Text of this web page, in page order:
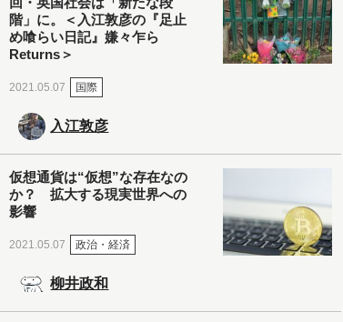
階」に。＜入江敦彦の『足止
め喰らい日記』嫌々乍ら
Returns＞
2021.05.07 国際
入江敦彦
仮想通貨は“仮想”な存在なの
か？ 拡大する現実世界への
影響
2021.05.07 政治・経済
柳井政和